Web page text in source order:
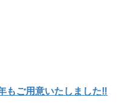
もご用意いたしました‼︎